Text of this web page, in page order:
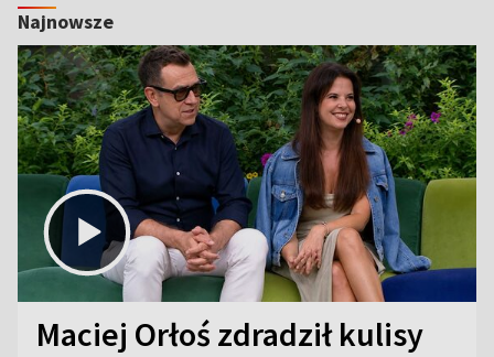
Najnowsze
Maciej Orłoś zdradził kulisy